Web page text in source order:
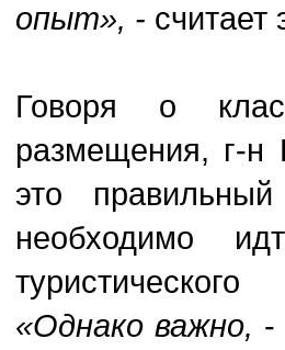
опыт», - считает
Говоря о
размещения, г-н
это
необходимо
«Однако важно, -